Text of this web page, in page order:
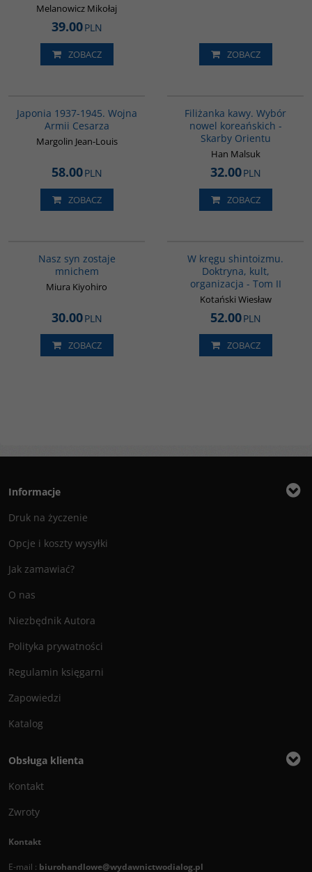
Melanowicz Mikołaj
39.00PLN
ZOBACZ ZOBACZ
Japonia 1937-1945. Wojna
Armii Cesarza
Margolin Jean-Louis
58.00PLN
ZOBACZ
Filiżanka kawy. Wybór
nowel koreańskich -
Skarby Orientu
Han Malsuk
32.00PLN
ZOBACZ
Nasz syn zostaje
mnichem
Miura Kiyohiro
30.00PLN
ZOBACZ
W kręgu shintoizmu.
Doktryna, kult,
organizacja - Tom II
Kotański Wiesław
52.00PLN
ZOBACZ
Informacje
Druk na życzenie
Opcje i koszty wysyłki
Jak zamawiać?
O nas
Niezbędnik Autora
Polityka prywatności
Regulamin księgarni
Zapowiedzi
Katalog
Obsługa klienta
Kontakt
Zwroty
Kontakt
E-mail : biurohandlowe@wydawnictwodialog.pl